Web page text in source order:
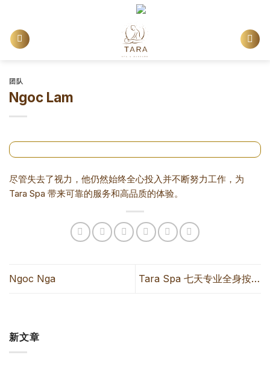
content
团队
Ngoc Lam
尽管失去了视力，他仍然始终全心投入并不断努力工作，为
Tara Spa 带来可靠的服务和高品质的体验。
Ngoc Nga
Tara Spa 七天专业全身按摩
新文章